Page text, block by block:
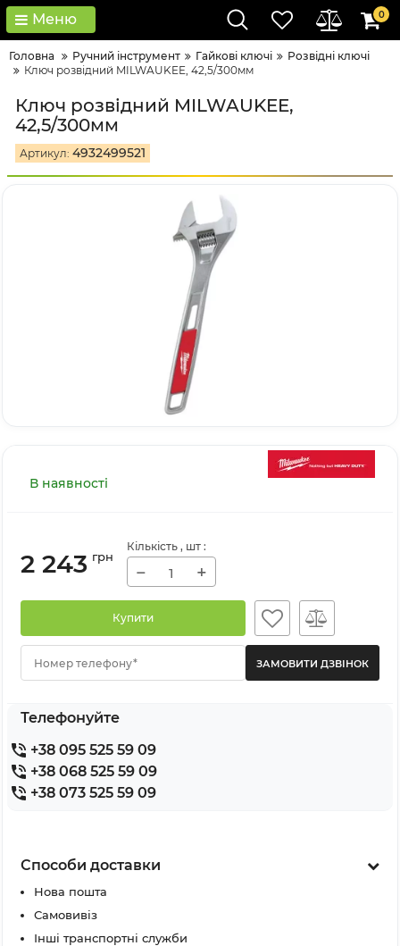
Меню 0
Головна Ручний інструмент Гайкові ключі
Розвідні ключі
Ключ розвідний MILWAUKEE, 42,5/300мм
Ключ розвідний MILWAUKEE,
42,5/300мм
Артикул: 4932499521
В наявності
2 243 грн
Кількість , шт :
− +
Купити
Номер телефону*
Телефонуйте
+38 095 525 59 09
+38 068 525 59 09
+38 073 525 59 09
Способи доставки
Нова пошта
Самовивіз
Інші транспортні служби